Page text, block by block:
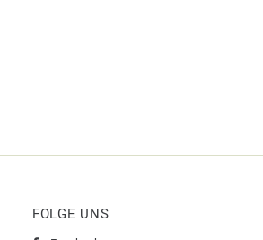
FOLGE UNS